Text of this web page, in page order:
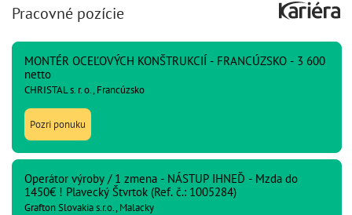
Pracovné pozície
MONTÉR OCEĽOVÝCH KONŠTRUKCIÍ - FRANCÚZSKO - 3 600
netto
CHRISTAL s. r. o., Francúzsko
Pozri ponuku
Operátor výroby / 1 zmena - NÁSTUP IHNEĎ - Mzda do
1450€ ! Plavecký Štvrtok (Ref. č.: 1005284)
Grafton Slovakia s.r.o., Malacky